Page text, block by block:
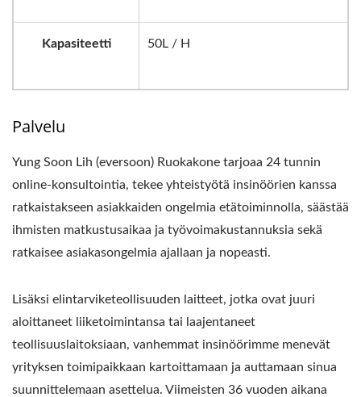
Kapasiteetti 50L / H
Palvelu
Yung Soon Lih (eversoon) Ruokakone tarjoaa 24 tunnin
online-konsultointia, tekee yhteistyötä insinöörien kanssa
ratkaistakseen asiakkaiden ongelmia etätoiminnolla, säästää
ihmisten matkustusaikaa ja työvoimakustannuksia sekä
ratkaisee asiakasongelmia ajallaan ja nopeasti.
Lisäksi elintarviketeollisuuden laitteet, jotka ovat juuri
aloittaneet liiketoimintansa tai laajentaneet
teollisuuslaitoksiaan, vanhemmat insinöörimme menevät
yrityksen toimipaikkaan kartoittamaan ja auttamaan sinua
suunnittelemaan asettelua. Viimeisten 36 vuoden aikana